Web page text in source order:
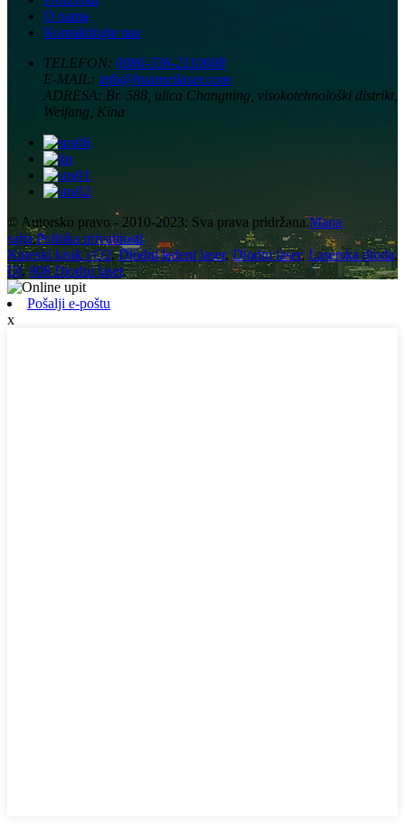
O nama
Kontaktirajte nas
TELEFON: 0086-536-2110008
E-MAIL: info@huameilaser.com
ADRESA: Br. 588, ulica Changning, visokotehnološki distrikt,
Weifang, Kina
© Autorsko pravo - 2010-2023: Sva prava pridržana.Mapa
sajta,Politika privatnosti
Kineski kisik i O2,Diodni ledeni laser,Diodni laser, Laserska dioda,
Dl,808 Diodni laser,
Pošalji e-poštu
x